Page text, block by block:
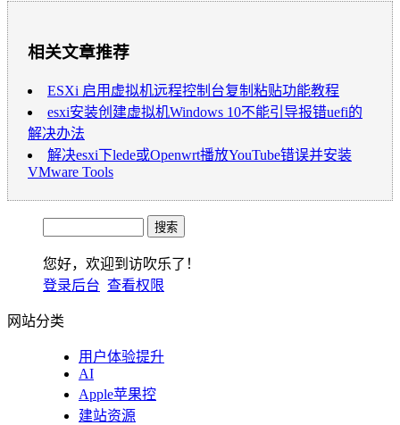
相关文章推荐
ESXi 启用虚拟机远程控制台复制粘贴功能教程
esxi安装创建虚拟机Windows 10不能引导报错uefi的
解决办法
解决esxi下lede或Openwrt播放YouTube错误并安装
VMware Tools
您好，欢迎到访吹乐了！
登录后台 查看权限
网站分类
用户体验提升
AI
Apple苹果控
建站资源